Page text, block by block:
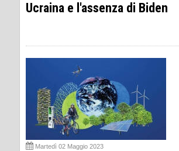
Ucraina e l'assenza di Biden
Martedì 02 Maggio 2023